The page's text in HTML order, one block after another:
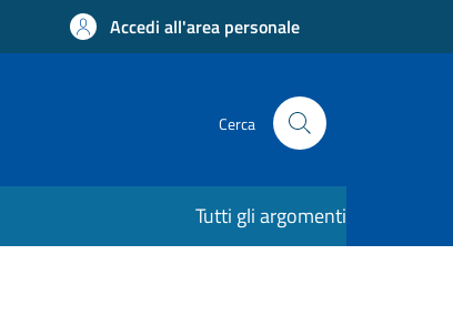
Accedi all'area personale
Cerca
Tutti gli argomenti